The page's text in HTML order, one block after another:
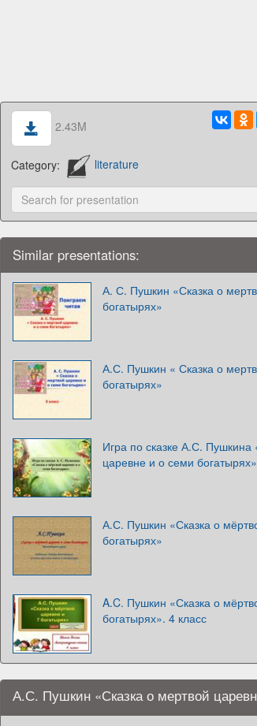
2.43M
Category: literature
Similar presentations:
А. С. Пушкин «Сказка о
богатырях»
А.С. Пушкин « Сказка о
богатырях»
Игра по сказке А.С. Пушкина
царевне и о семи богатырях»
А.С. Пушкин «Сказка о
богатырях»
A.C. Пушкин «Сказка о
богатырях». 4 класс
А.С. Пушкин «Сказка о мертвой